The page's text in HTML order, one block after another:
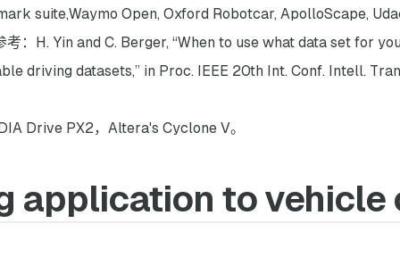
suite,Waymo Open, Oxford Robotcar, ApolloScape,
考：H. Yin and C. Berger, “When to use what data set for
driving datasets,” in Proc. IEEE 20th Int. Conf. Intell.
Drive PX2，Altera's Cyclone V。
application to vehicle